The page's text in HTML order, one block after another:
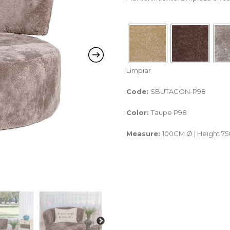
Limpiar
Code: SBUTACON-P98
Color:Taupe P98
Measure:100CM Ø | Height